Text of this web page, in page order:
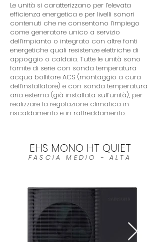
Le unità si caratterizzano per l’elevata
efficienza energetica e per livelli sonori
contenuti che ne consentono l’impiego
come generatore unico a servizio
dell’impianto o integrato con altre fonti
energetiche quali resistenze elettriche di
appoggio o caldaia. Tutte le unità sono
fornite di serie con sonda temperatura
acqua bollitore ACS (montaggio a cura
dell’installatore) e con sonda temperatura
aria esterna (già installata sull’unità), per
realizzare la regolazione climatica in
riscaldamento e in raffreddamento.
EHS MONO HT QUIET
FASCIA MEDIO - ALTA